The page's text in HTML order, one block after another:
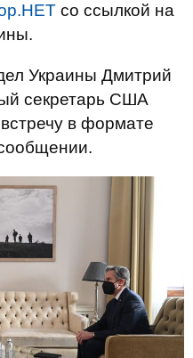
со ссылкой на
Украины Дмитрий
секретарь США
в формате